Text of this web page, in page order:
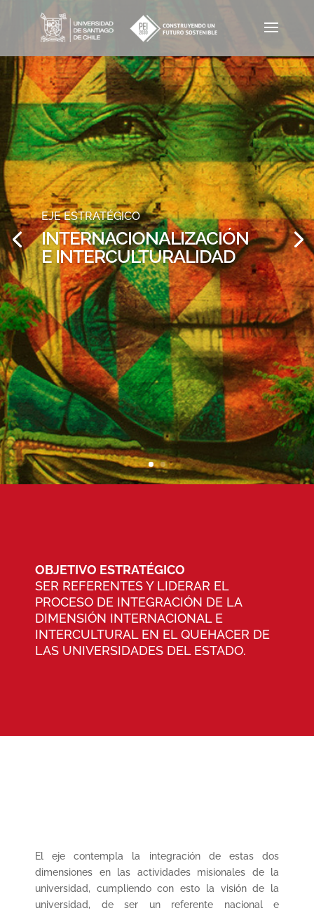
EJE ESTRATÉGICO
INTERNACIONALIZACIÓN
E INTERCULTURALIDAD
OBJETIVO ESTRATÉGICO
SER REFERENTES Y LIDERAR EL
PROCESO DE INTEGRACIÓN DE LA
DIMENSIÓN INTERNACIONAL E
INTERCULTURAL EN EL QUEHACER DE
LAS UNIVERSIDADES DEL ESTADO.
El eje contempla la integración de estas dos
dimensiones en las actividades misionales de la
universidad, cumpliendo con esto la visión de la
universidad, de ser un referente nacional e